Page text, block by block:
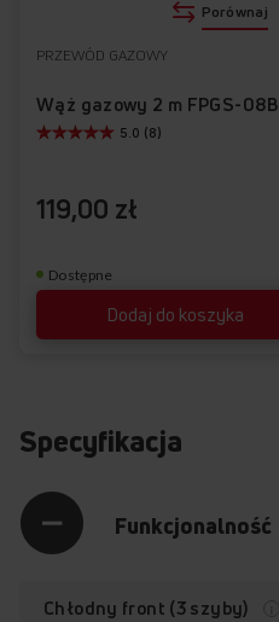
Dostępne
PRZEWÓD GAZOWY
Dodaj do koszyka
5.0 (8)
119,00 zł
Porównaj
Specyfikacja
Funkcjonalność
Chłodny front (3 szyby)